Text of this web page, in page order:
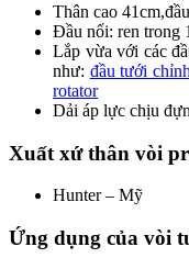
Thân cao
Đầu nối: ren trong
Lắp vừa với các
như: đầu tưới
rotator
Dải áp lực chịu
Xuất xứ thân vòi
Hunter – Mỹ
Ứng dụng của vòi